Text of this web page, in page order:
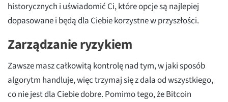
historycznych i uświadomić Ci, które opcje są najlepiej
dopasowane i będą dla Ciebie korzystne w przyszłości.
Zarządzanie ryzykiem
Zawsze masz całkowitą kontrolę nad tym, w jaki sposób
algorytm handluje, więc trzymaj się z dala od wszystkiego,
co nie jest dla Ciebie dobre. Pomimo tego, że Bitcoin